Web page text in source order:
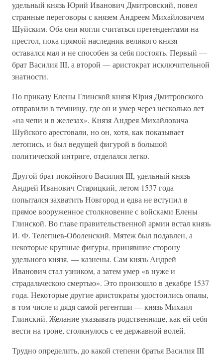
удельный князь Юрий Иванович Дмитровский, повел
странные переговоры с князем Андреем Михайловичем
Шуйским. Оба они могли считаться претендентами на
престол, пока прямой наследник великого князя
оставался мал и не способен за себя постоять. Первый —
брат Василия III, а второй — аристократ исключительной
знатности.
По приказу Елены Глинской князя Юрия Дмитровского
отправили в темницу, где он и умер через несколько лет
«на чепи и в железах». Князя Андрея Михайловича
Шуйского арестовали, но он, хотя, как показывает
летопись, и был ведущей фигурой в большой
политической интриге, отделался легко.
Другой брат покойного Василия III, удельный князь
Андрей Иванович Старицкий, летом 1537 года
попытался захватить Новгород и едва не вступил в
прямое вооруженное столкновение с войсками Елены
Глинской. Во главе правительственной армии встал князь
И. Ф. Телепнев-Оболенский. Мятеж был подавлен, а
некоторые крупные фигуры, принявшие сторону
удельного князя, — казнены. Сам князь Андрей
Иванович стал узником, а затем умер «в нуже и
страдальческою смертью». Это произошло в декабре 1537
года. Некоторые другие аристократы удостоились опалы,
в том числе и дядя самой регентши — князь Михаил
Глинский. Желание указывать родственнице, как ей себя
вести на троне, столкнулось с ее державной волей.
Трудно определить, до какой степени братья Василия III